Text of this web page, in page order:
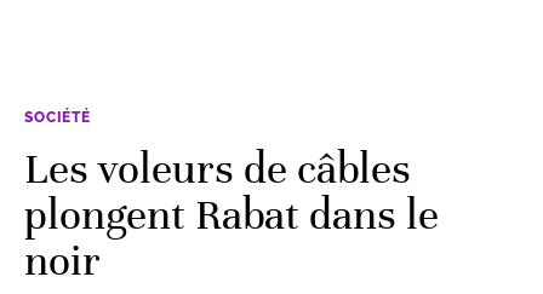
SOCIÉTÉ
Les voleurs de câbles
plongent Rabat dans le
noir